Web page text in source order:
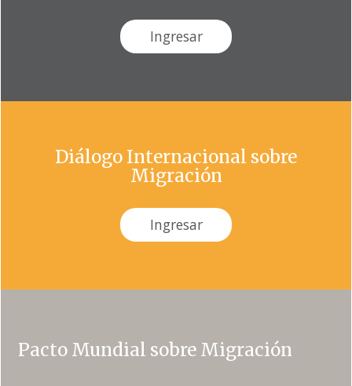
Ingresar
Diálogo Internacional sobre
Migración
Ingresar
Pacto Mundial sobre Migración